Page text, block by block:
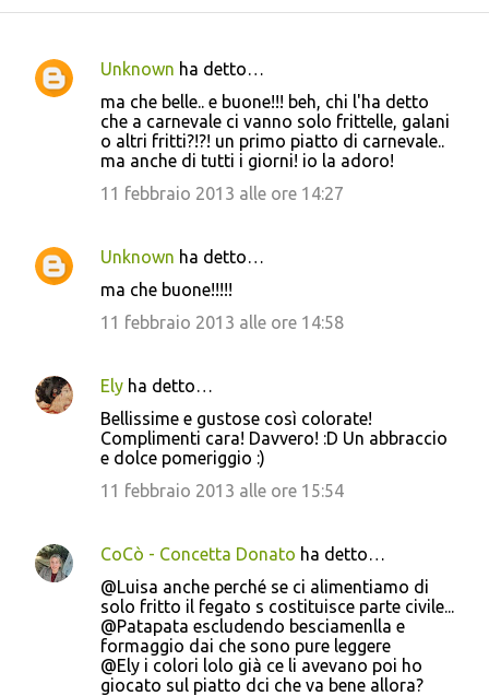
C
t
Unknown ha detto…
ma che belle.. e buone!!! beh, chi l'ha detto
che a carnevale ci vanno solo frittelle, galani
o altri fritti?!?! un primo piatto di carnevale..
ma anche di tutti i giorni! io la adoro!
11 febbraio 2013 alle ore 14:27
Unknown ha detto…
ma che buone!!!!!
11 febbraio 2013 alle ore 14:58
Ely ha detto…
Bellissime e gustose così colorate!
Complimenti cara! Davvero! :D Un abbraccio
e dolce pomeriggio :)
11 febbraio 2013 alle ore 15:54
CoCò - Concetta Donato ha detto…
@Luisa anche perché se ci alimentiamo di
solo fritto il fegato s costituisce parte civile...
@Patapata escludendo besciamenlla e
formaggio dai che sono pure leggere
@Ely i colori lolo già ce li avevano poi ho
giocato sul piatto dci che va bene allora?